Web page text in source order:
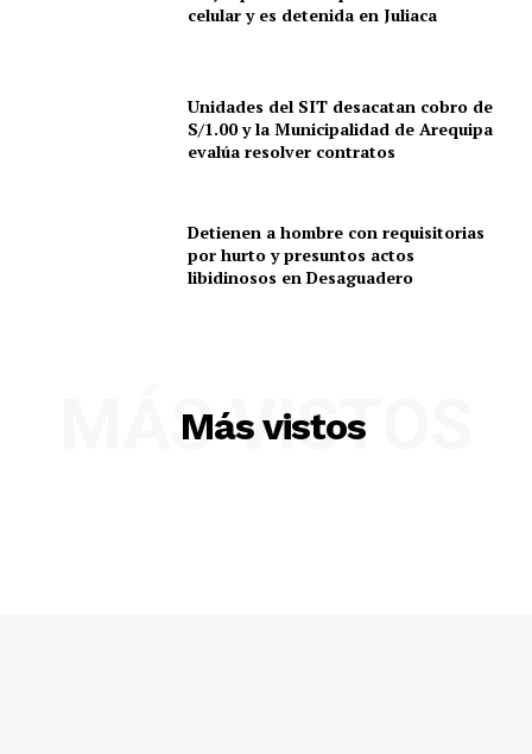
celular y es detenida en Juliaca
Unidades del SIT desacatan cobro de
S/1.00 y la Municipalidad de Arequipa
evalúa resolver contratos
Detienen a hombre con requisitorias
por hurto y presuntos actos
libidinosos en Desaguadero
Más vistos
MÁS VISTOS